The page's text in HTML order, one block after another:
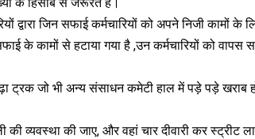
जिन सफाई कर्मचारियों को अपने निजी कामों के
के कामों से हटाया गया है ,उन कर्मचारियों को वापस
ट्रक जो भी अन्य संसाधन कमेटी हाल में पड़े पड़े खराब
व्यवस्था की जाए, और वहां चार दीवारी कर स्ट्रीट